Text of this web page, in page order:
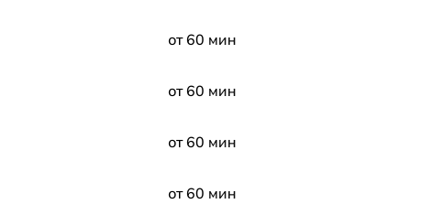
от 60 мин
от 60 мин
от 60 мин
от 60 мин